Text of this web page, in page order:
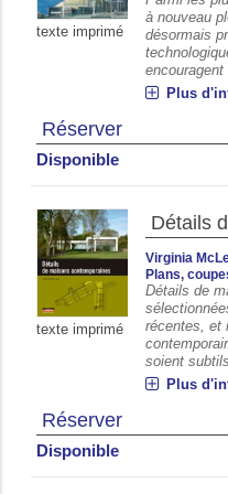
texte imprimé
à nouveau
désormais
Plus
Réserver
Disponible
texte imprimé
Détails
Virginia
Plans,
Détails de
récentes, et
soient
Plus
Réserver
Disponible